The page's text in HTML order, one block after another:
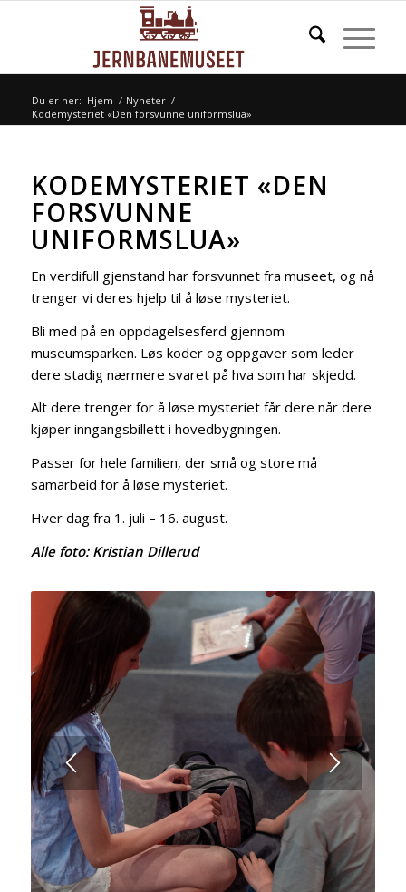
Du er her: Hjem / Nyheter /
Kodemysteriet «Den forsvunne uniformslua»
KODEMYSTERIET «DEN
FORSVUNNE
UNIFORMSLUA»
En verdifull gjenstand har forsvunnet fra museet, og nå
trenger vi deres hjelp til å løse mysteriet.
Bli med på en oppdagelsesferd gjennom
museumsparken. Løs koder og oppgaver som leder
dere stadig nærmere svaret på hva som har skjedd.
Alt dere trenger for å løse mysteriet får dere når dere
kjøper inngangsbillett i hovedbygningen.
Passer for hele familien, der små og store må
samarbeid for å løse mysteriet.
Hver dag fra 1. juli – 16. august.
Alle foto: Kristian Dillerud